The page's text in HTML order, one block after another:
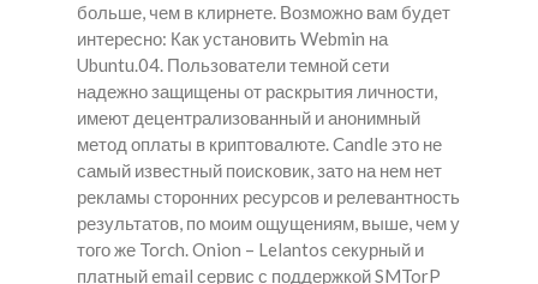
больше, чем в клирнете. Возможно вам будет
интересно: Как установить Webmin на
Ubuntu.04. Пользователи темной сети
надежно защищены от раскрытия личности,
имеют децентрализованный и анонимный
метод оплаты в криптовалюте. Candle это не
самый известный поисковик, зато на нем нет
рекламы сторонних ресурсов и релевантность
результатов, по моим ощущениям, выше, чем у
того же Torch. Onion – Lelantos секурный и
платный email сервис с поддержкой SMTorP